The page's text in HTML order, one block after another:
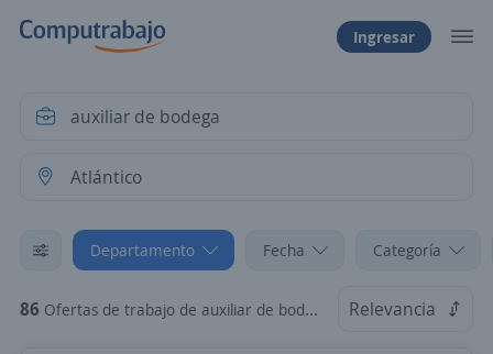
Ingresar
Departamento Fecha Categoría
86 Ofertas de trabajo de auxiliar de bodega en Atlántico Relevancia